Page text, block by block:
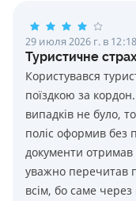
29 июля 2026 г. в 12:18
Туристичне
Користувався
поїздкою за
випадків не було,
поліс оформив без
документи
уважно перечитав
всім, бо саме